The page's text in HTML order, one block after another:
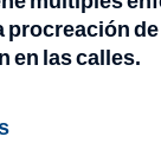
procreación
en las calles.